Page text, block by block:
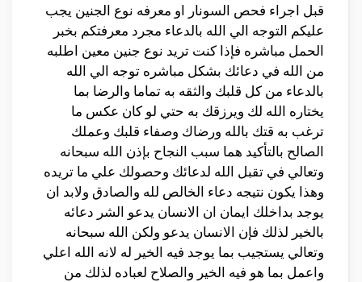
قبل اجراء فحص السونار او معرفه نوع الجنين يجب
عليكم التوجه الي الله بالدعاء مجرد معرفتكم بخبر
الحمل مباشره فإذا كنت تريد نوع جنين معين اطلبه
من الله في دعائك بشكل مباشره توجه الي الله
بالدعاء من كل قلبك والثقه به تماما والرضا بما
يختاره الله لك ويرزقك به حتي لو كان عكس ما
ترغب به قتك بالله ورضاك وصفاء قلبك وعملك
الصالح بالتأكيد هما سبب النجاح بإذن الله سبحانه
وتعالي في تقبل الله لدعائك وحصولك علي ما تريده
وهذا يكون نتيجه دعاء الخالص لله والصادق ولابد ان
يوجد بداخلك ايمان ان الانسان يدعو الشر دعائه
بالخير لذلك فإن الانسان يدعو ولكن الله سبحانه
وتعالي يستجيب بما يوجد فيه الخير له لانه الله اعلي
واعمل بما هو فيه الخير والصلاح لعباده لذلك من